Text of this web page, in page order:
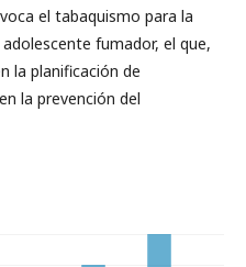
el tabaquismo para la
fumador, el que,
la planificación de
la prevención del